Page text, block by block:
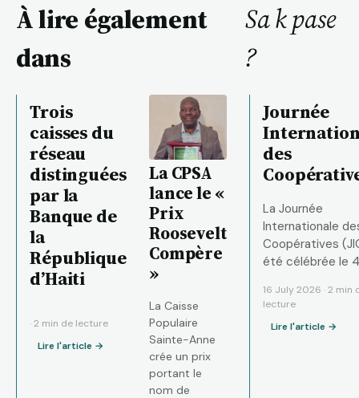
À lire également
dans
Sa k pase
?
Trois
caisses du
réseau
distinguées
par la
Banque de
la
République
d’Haiti
· 2 min de lecture
Lire l'article →
La CPSA
lance le «
Prix
Roosevelt
Compère
»
La Caisse
Populaire
Sainte-Anne
crée un prix
portant le
nom de
Journée
des
La Journée
Internationale
Coopératives
été célébrée le 4
par les principaux
16 July 2026 · 2 min
lecture
Lire l'article →